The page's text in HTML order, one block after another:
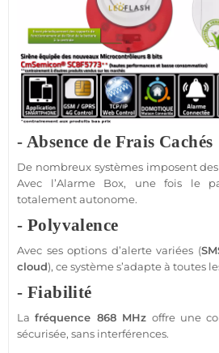
- Absence de Frais Cachés
De nombreux systèmes imposent
Avec l’Alarme Box, une fois le
totalement autonome.
- Polyvalence
Avec ses options d’alerte variées (
cloud), cesystèmes’adapte à toutes
- Fiabilité
Lafréquence 868 MHz offre une
sécurisée, sans interférences.